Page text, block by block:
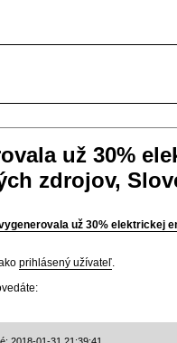
už 30%
zdrojov,
už 30% elektrickej
prihlásený užívateľ.